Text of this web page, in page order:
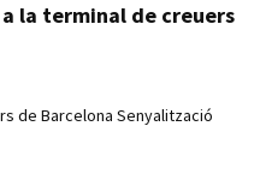
la terminal de creuers
de Barcelona Senyalització